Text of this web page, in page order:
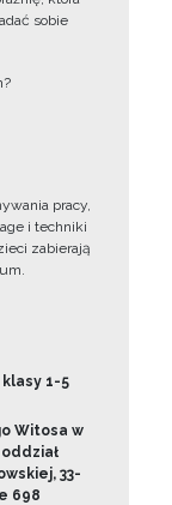
sobie
pracy,
i techniki
zabierają
1-5
Witosa w
33-
698